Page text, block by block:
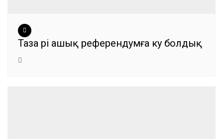
Таза әрі ашық референдумға куә болдық